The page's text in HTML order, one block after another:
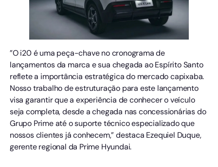
​”O i20 é uma peça-chave no cronograma de
lançamentos da marca e sua chegada ao Espírito Santo
reflete a importância estratégica do mercado capixaba.
Nosso trabalho de estruturação para este lançamento
visa garantir que a experiência de conhecer o veículo
seja completa, desde a chegada nas concessionárias do
Grupo Prime até o suporte técnico especializado que
nossos clientes já conhecem,” destaca Ezequiel Duque,
gerente regional da Prime Hyundai.